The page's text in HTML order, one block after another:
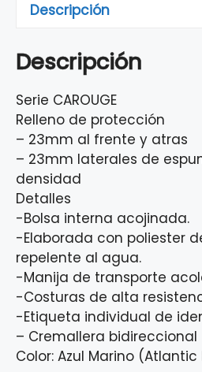
Descripción
Descripción
Serie CAROUGE
Relleno de protección
– 23mm al frente y atras
– 23mm laterales de
densidad
Detalles
-Bolsa interna acojinada.
-Elaborada con poliester
repelente al agua.
-Manija de transporte
-Costuras de alta
-Etiqueta individual de
– Cremallera bidireccional
Color: Azul Marino (Atlantic